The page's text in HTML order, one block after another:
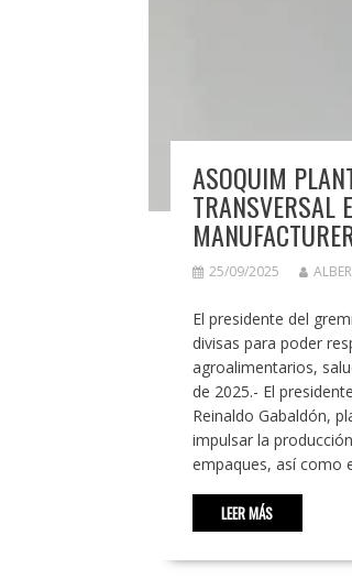
ASOQUIM
TRANSVERSAL
25/09/2025
El presidente del
divisas para poder
agroalimentarios,
de 2025.- El
Reinaldo Gabaldón,
impulsar la
empaques, así como
LEER MÁS